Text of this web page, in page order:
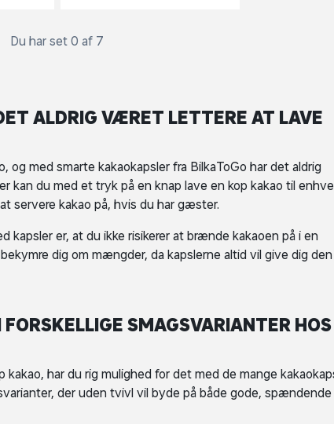
Du har set 0 af 7
ALDRIG VÆRET LETTERE AT LAVE
og med smarte kakaokapsler fra BilkaToGo har det aldrig
kan du med et tryk på en knap lave en kop kakao til
servere kakao på, hvis du har gæster.
kapsler er, at du ikke risikerer at brænde kakaoen på i en
dig om mængder, da kapslerne altid vil give dig den
SMAGSVARIANTER HOS
kakao, har du rig mulighed for det med de mange
der uden tvivl vil byde på både gode,